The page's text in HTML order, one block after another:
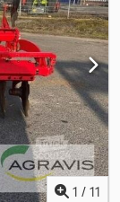
1 / 11